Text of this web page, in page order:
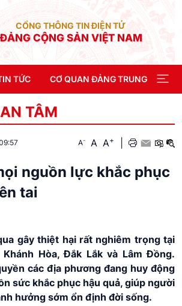
CỔNG THÔNG TIN ĐIỆN TỬ
ĐẢNG CỘNG SẢN VIỆT NAM
TỨC CƠ QUAN ĐẢNG TRUNG ƯƠNG
TÂM
A- A A+
nguồn lực khắc phục
tai
gây thiệt hại rất nghiêm trọng tại
Hòa, Đắk Lắk và Lâm Đồng.
các địa phương đang huy động
sức khắc phục hậu quả, giúp người
hưởng sớm ổn định đời sống.